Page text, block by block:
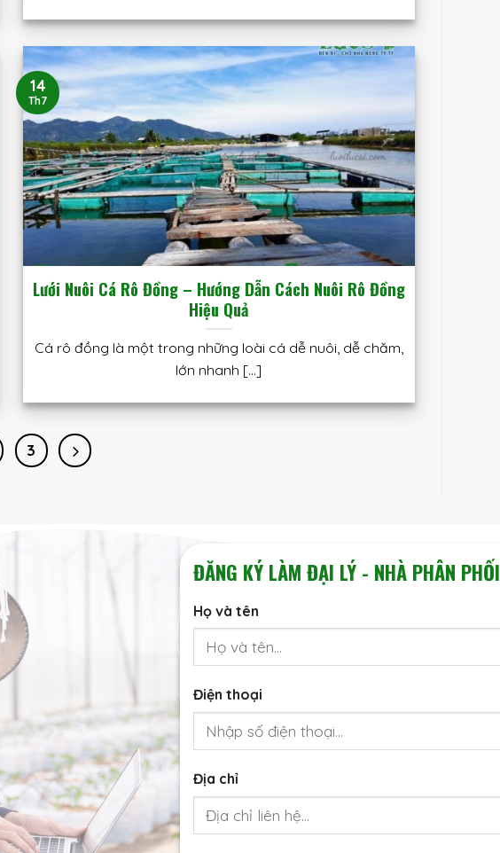
Lưới Nuôi Cá Rô Đồng – Hướng Dẫn Cách Nuôi Rô Đồng
Hiệu Quả
Cá rô đồng là một trong những loài cá dễ nuôi, dễ chăm,
lớn nhanh [...]
14
Th7
3
ĐĂNG KÝ LÀM ĐẠI LÝ - NHÀ PHÂN PHỐI
Họ và tên
Điện thoại
Địa chỉ